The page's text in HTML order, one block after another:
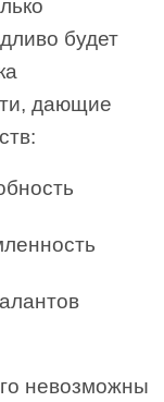
будет
дающие
невозможны